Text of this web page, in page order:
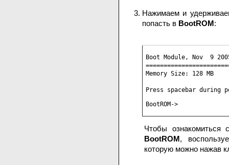
Нажимаем и
попасть в BootROM:
Boot Module, Nov  9
Memory Size: 128 MB
Press spacebar during
BootROM->
Чтобы ознакомиться
BootROM,
которую можно нажав